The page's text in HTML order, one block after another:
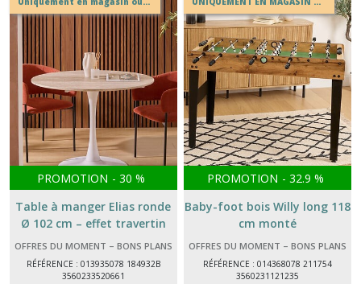
PROMOTION - 30 %
Table à manger Elias ronde
Ø 102 cm – effet travertin
naturel, pied acier moderne
monté
OFFRES DU MOMENT – BONS PLANS
IRISIA MAISON
RÉFÉRENCE : 013935078 184932B
3560233520661
PROMOTION - 32.9 %
Baby-foot bois Willy long 118
cm monté
OFFRES DU MOMENT – BONS PLANS
IRISIA MAISON
RÉFÉRENCE : 014368078 211754
3560231121235